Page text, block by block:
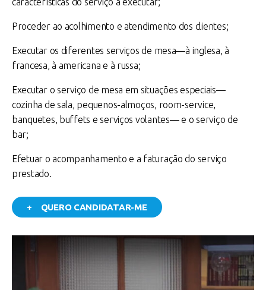
Proceder ao acolhimento e atendimento dos clientes;
Executar os diferentes serviços de mesa—à inglesa, à
francesa, à americana e à russa;
Executar o serviço de mesa em situações especiais—
cozinha de sala, pequenos-almoços, room-service,
banquetes, buffets e serviços volantes— e o serviço de
bar;
Efetuar o acompanhamento e a faturação do serviço
prestado.
+ QUERO CANDIDATAR-ME